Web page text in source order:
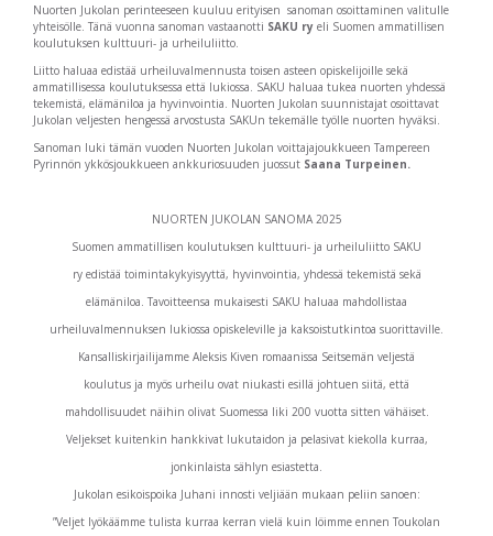
Nuorten Jukolan perinteeseen kuuluu erityisen sanoman osoittaminen valitulle
yhteisölle. Tänä vuonna sanoman vastaanotti SAKU ry eli Suomen ammatillisen
koulutuksen kulttuuri- ja urheiluliitto.
Liitto haluaa edistää urheiluvalmennusta toisen asteen opiskelijoille sekä
ammatillisessa koulutuksessa että lukiossa. SAKU haluaa tukea nuorten yhdessä
tekemistä, elämäniloa ja hyvinvointia. Nuorten Jukolan suunnistajat osoittavat
Jukolan veljesten hengessä arvostusta SAKUn tekemälle työlle nuorten hyväksi.
Sanoman luki tämän vuoden Nuorten Jukolan voittajajoukkueen Tampereen
Pyrinnön ykkösjoukkueen ankkuriosuuden juossut Saana Turpeinen.
NUORTEN JUKOLAN SANOMA 2025
Suomen ammatillisen koulutuksen kulttuuri- ja urheiluliitto SAKU
ry edistää toimintakykyisyyttä, hyvinvointia, yhdessä tekemistä sekä
elämäniloa. Tavoitteensa mukaisesti SAKU haluaa mahdollistaa
urheiluvalmennuksen lukiossa opiskeleville ja kaksoistutkintoa suorittaville.
Kansalliskirjailijamme Aleksis Kiven romaanissa Seitsemän veljestä
koulutus ja myös urheilu ovat niukasti esillä johtuen siitä, että
mahdollisuudet näihin olivat Suomessa liki 200 vuotta sitten vähäiset.
Veljekset kuitenkin hankkivat lukutaidon ja pelasivat kiekolla kurraa,
jonkinlaista sählyn esiastetta.
Jukolan esikoispoika Juhani innosti veljiään mukaan peliin sanoen:
”Veljet lyökäämme tulista kurraa kerran vielä kuin löimme ennen Toukolan